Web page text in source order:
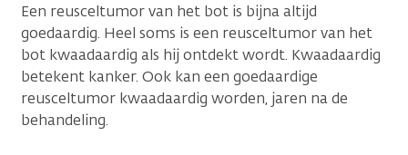
Een reusceltumor van het bot is bijna altijd
goedaardig. Heel soms is een reusceltumor van het
bot kwaadaardig als hij ontdekt wordt. Kwaadaardig
betekent kanker. Ook kan een goedaardige
reusceltumor kwaadaardig worden, jaren na de
behandeling.